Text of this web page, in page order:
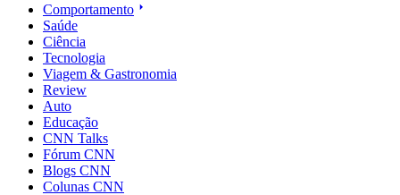
Comportamento
Saúde
Ciência
Tecnologia
Viagem & Gastronomia
Review
Auto
Educação
CNN Talks
Fórum CNN
Blogs CNN
Colunas CNN